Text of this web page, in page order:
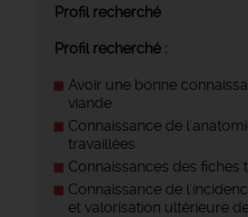
Profil recherché
Profil recherché :
Avoir une bonne
viande
Connaissance de
travaillées
Connaissances des fiches
Connaissance de
et valorisation ultérieure